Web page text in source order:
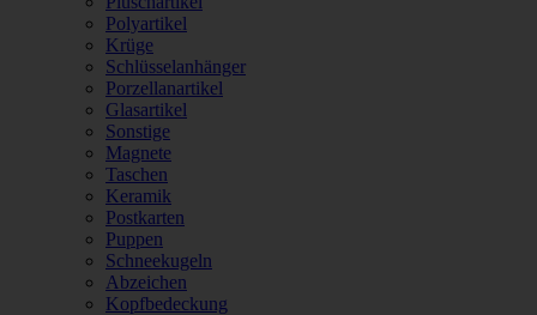
Polyartikel
Krüge
Schlüsselanhänger
Porzellanartikel
Glasartikel
Sonstige
Magnete
Taschen
Keramik
Postkarten
Puppen
Schneekugeln
Abzeichen
Kopfbedeckung